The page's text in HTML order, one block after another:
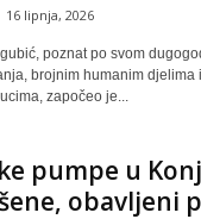
16 lipnja, 2026
poznat po svom
brojnim humanim djelima
započeo je...
pumpe u
obavljeni